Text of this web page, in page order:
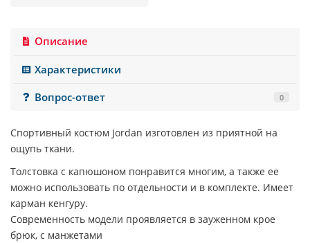
Описание
Характеристики
Вопрос-ответ
0
Спортивный костюм Jordan изготовлен из приятной на
ощупь ткани.
Толстовка с капюшоном понравится многим, а также ее
можно использовать по отдельности и в комплекте. Имеет
карман кенгуру.
Современность модели проявляется в зауженном крое
брюк, с манжетами